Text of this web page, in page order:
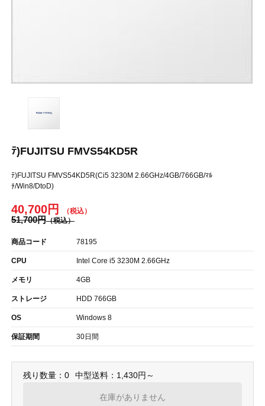
ﾃ)FUJITSU FMVS54KD5R
ﾃ)FUJITSU FMVS54KD5R(Ci5 3230M 2.66GHz/4GB/766GB/ﾏﾙ
ﾁ/Win8/DtoD)
40,700円
51,700円
商品コード 78195
CPU Intel Core i5 3230M 2.66GHz
メモリ 4GB
ストレージ HDD 766GB
OS Windows 8
保証期間 30日間
残り数量：0 中型送料：1,430円～
在庫がありません